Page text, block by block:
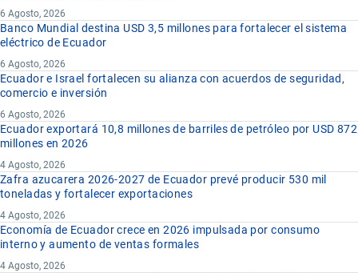
6 Agosto, 2026
Banco Mundial destina USD 3,5 millones para fortalecer el sistema
eléctrico de Ecuador
6 Agosto, 2026
Ecuador e Israel fortalecen su alianza con acuerdos de seguridad,
comercio e inversión
6 Agosto, 2026
Ecuador exportará 10,8 millones de barriles de petróleo por USD 872
millones en 2026
4 Agosto, 2026
Zafra azucarera 2026-2027 de Ecuador prevé producir 530 mil
toneladas y fortalecer exportaciones
4 Agosto, 2026
Economía de Ecuador crece en 2026 impulsada por consumo
interno y aumento de ventas formales
4 Agosto, 2026